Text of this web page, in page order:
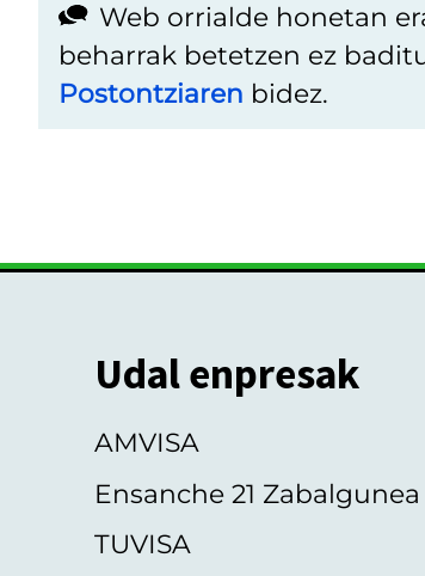
Web orrialde honetan
beharrak betetzen ez
Postontziaren bidez.
Udal enpresak
AMVISA
Ensanche 21 Zabalgunea
TUVISA